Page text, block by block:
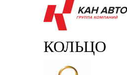
КОЛЬЦО